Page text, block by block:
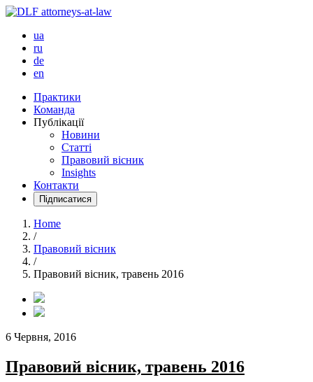
ua
ru
de
en
Практики
Команда
Публікації
Новини
Статті
Правовий вісник
Insights
Контакти
Підписатися
Home
/
Правовий вісник
/
Правовий вісник, травень 2016
6 Червня, 2016
Правовий вісник, травень 2016